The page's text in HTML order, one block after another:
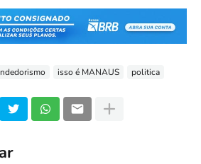
isso é MANAUS politica